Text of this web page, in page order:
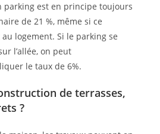
parking est en principe toujours
de 21 %, même si ce
logement. Si le parking se
l’allée, on peut
le taux de 6%.
de terrasses,
?